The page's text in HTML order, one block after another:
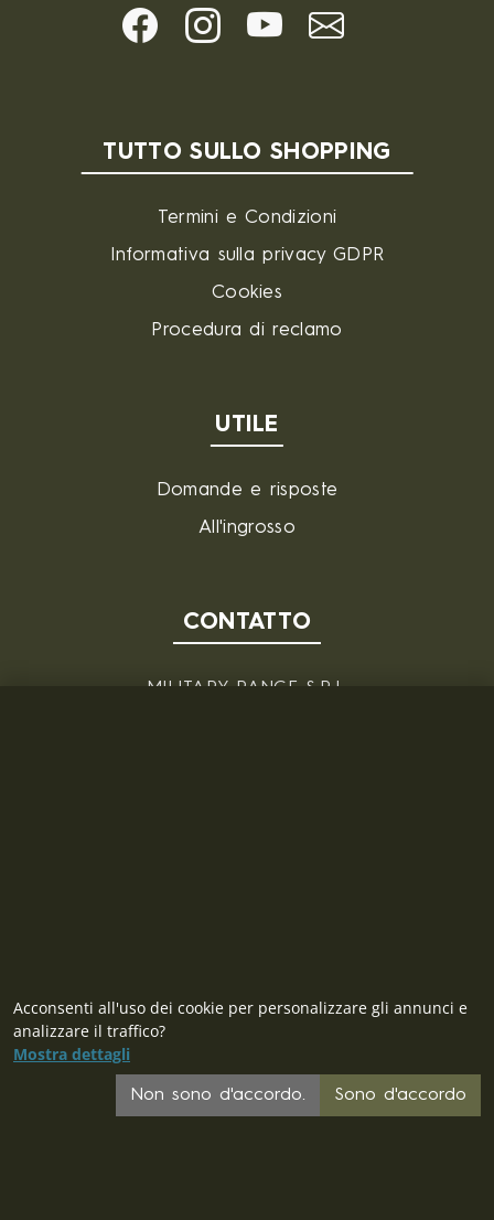
Acconsenti all'uso dei cookie per personalizzare gli annunci e
analizzare il traffico?
Mostra dettagli
Non sono d'accordo. Sono d'accordo
TUTTO SULLO SHOPPING
Termini e Condizioni
Informativa sulla privacy GDPR
Cookies
Procedura di reclamo
UTILE
Domande e risposte
All'ingrosso
CONTATTO
MILITARY RANGE S.R.L.
CZ
SK